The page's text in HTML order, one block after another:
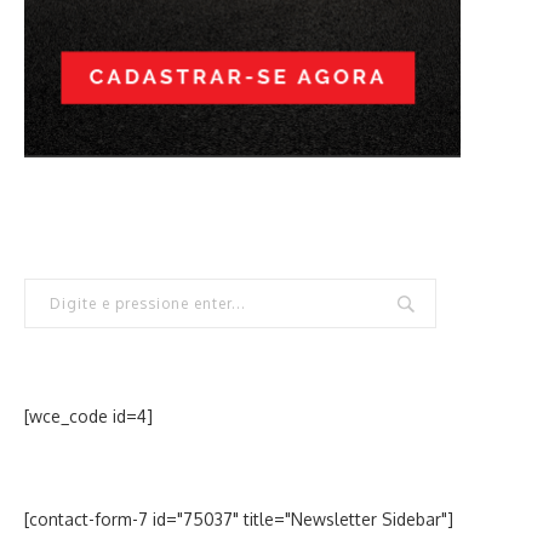
[wce_code id=4]
[contact-form-7 id="75037" title="Newsletter Sidebar"]